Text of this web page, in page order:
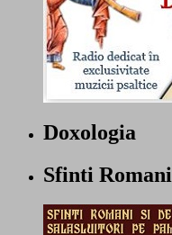
Doxologia
Sfinti Romani